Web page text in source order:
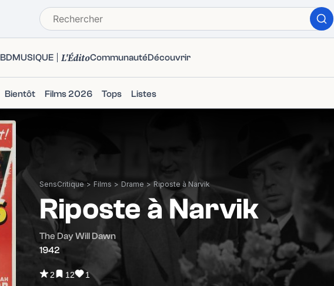
BDMUSIQUE L'ÉditoCommunautéDécouvrir
Bientôt Films 2026 Tops Listes
SensCritique > Films > Drame > Riposte à Narvik
Riposte à Narvik
The Day Will Dawn
1942
2 12 1